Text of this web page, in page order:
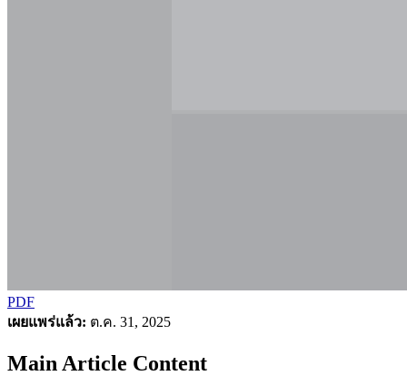
PDF
เผยแพร่แล้ว: ต.ค. 31, 2025
Main Article Content